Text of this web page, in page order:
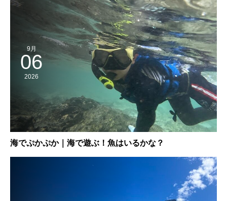
9月
06
2026
海でぷかぷか｜海で遊ぶ！魚はいるかな？